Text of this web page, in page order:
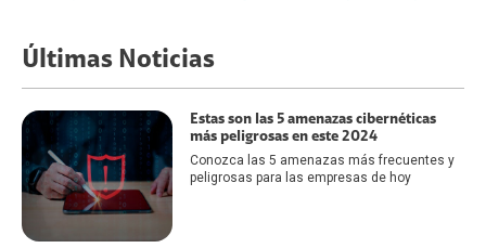
Últimas Noticias
Estas son las 5 amenazas cibernéticas
más peligrosas en este 2024
Conozca las 5 amenazas más frecuentes y
peligrosas para las empresas de hoy